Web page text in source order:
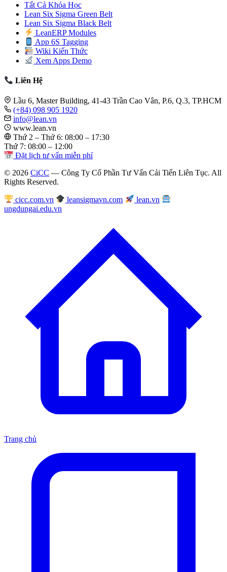
Tất Cả Khóa Học
Lean Six Sigma Green Belt
Lean Six Sigma Black Belt
LeanERP Modules
App 6S Tagging
Wiki Kiến Thức
Xem Apps Demo
Liên Hệ
Lầu 6, Master Building, 41-43 Trần Cao Vân, P.6, Q.3, TP.HCM
(+84) 098 905 1920
info@lean.vn
www.lean.vn
Thứ 2 – Thứ 6: 08:00 – 17:30
Thứ 7: 08:00 – 12:00
Đặt lịch tư vấn miễn phí
© 2026 CiCC — Công Ty Cổ Phần Tư Vấn Cải Tiến Liên Tục. All
Rights Reserved.
cicc.com.vn leansigmavn.com
lean.vn
ungdungai.edu.vn
Trang chủ